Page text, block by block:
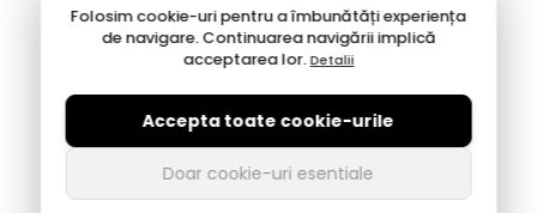
Folosim cookie-uri pentru a îmbunătăți experiența
de navigare. Continuarea navigării implică
acceptarea lor.Detalii
Accepta toate cookie-urile
Doar cookie-uri esentiale